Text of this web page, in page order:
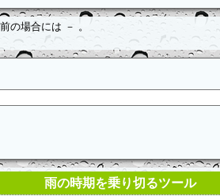
の場合には － 。
雨の時期を乗り切るツール